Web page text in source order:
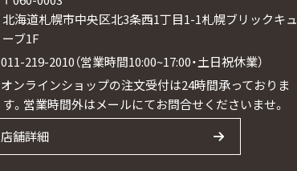
北海道札幌市中央区北3条西1丁目1-1札幌ブリックキュ
ーブ1F
011-219-2010（営業時間10:00~17:00・土日祝休業）
オンラインショップの注文受付は24時間承っておりま
す。営業時間外はメールにてお問合せくださいませ。
店舗詳細